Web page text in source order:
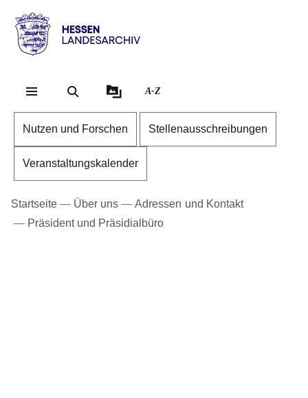
Hessen
Landesarchiv
A-Z
Nutzen und Forschen Stellenausschreibungen
Veranstaltungskalender
Startseite Über uns
Adressen und Kontakt
Präsident und Präsidialbüro